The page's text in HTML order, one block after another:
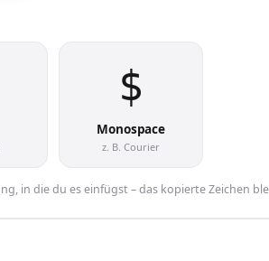
$︎
Monospace
z. B. Courier
in die du es einfügst – das kopierte Zeichen